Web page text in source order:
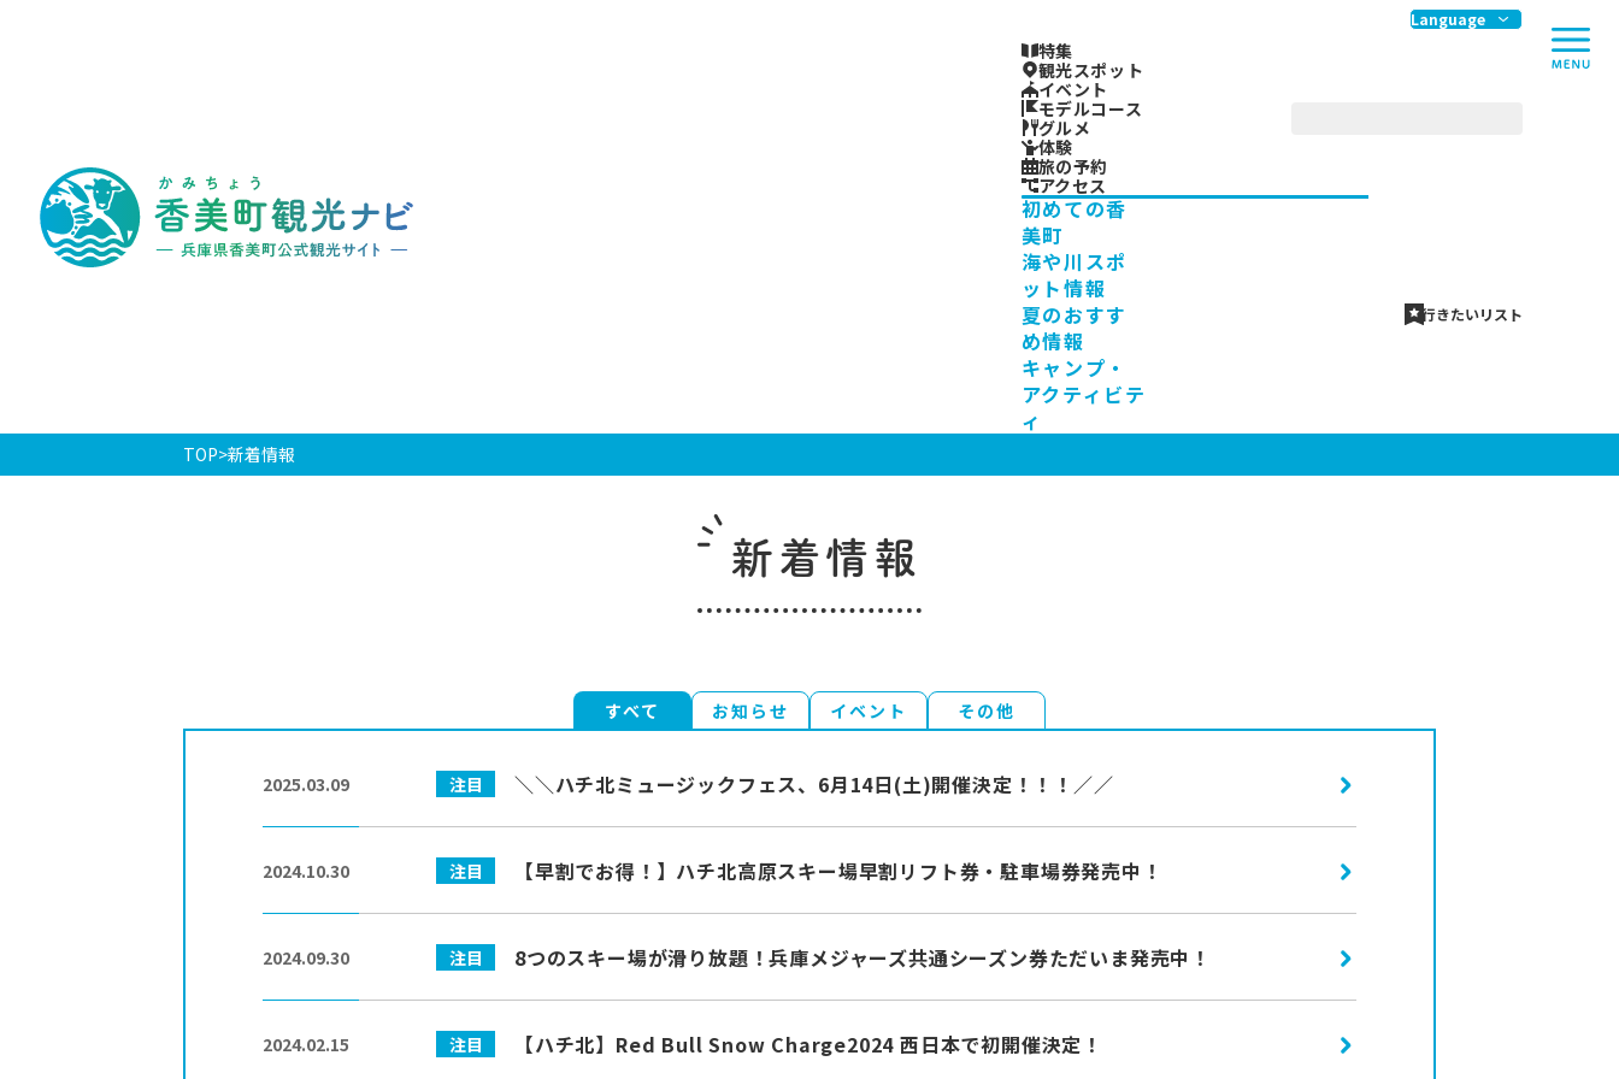
香
美
町
観
光
美
町
公
式
観
光
サ
Language
行きたいリスト
特集
観光スポット
イベント
モデルコース
グルメ
体験
旅の予約
アクセス
初めての香
美町
海や川スポ
ット情報
夏のおすす
め情報
キャンプ・
アクティビテ
ィ
TOP 新着情報
新着情報
すべて お知らせ イベント その他
＼＼ハチ北ミュージックフェス、6月14日(土)開催決定！！！／／
2025.03.09 注目
【早割でお得！】ハチ北高原スキー場早割リフト券・駐車場券発売中！
2024.10.30 注目
more
8つのスキー場が滑り放題！兵庫メジャーズ共通シーズン券ただいま発売中！
2024.09.30 注目
more
【ハチ北】Red Bull Snow Charge2024 西日本で初開催決定！
2024.02.15 注目
more